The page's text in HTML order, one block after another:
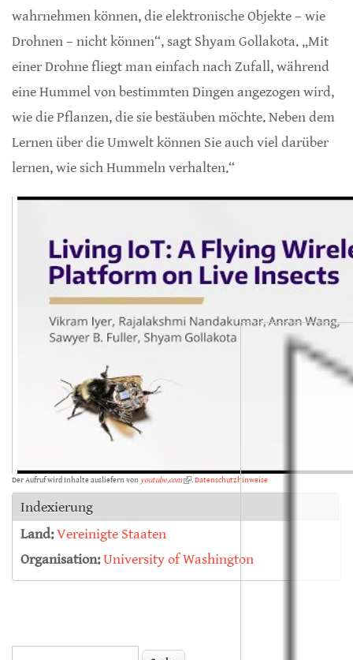
wahrnehmen können, die elektronische Objekte – wie
Drohnen – nicht können“, sagt Shyam Gollakota. „Mit
einer Drohne fliegt man einfach nach Zufall, während
eine Hummel von bestimmten Dingen angezogen wird,
wie die Pflanzen, die sie bestäuben möchte. Neben dem
Lernen über die Umwelt können Sie auch viel darüber
lernen, wie sich Hummeln verhalten.“
Der Aufruf wird Inhalte ausliefern von youtube.com(link is external)
.Datenschutzhinweise
Indexierung
Land:Vereinigte Staaten
Organisation:University of Washington